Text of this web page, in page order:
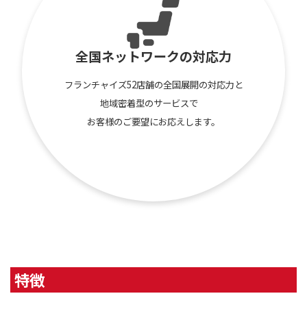
全国ネットワークの対応力
フランチャイズ52店舗の全国展開の対応力と
地域密着型のサービスで
お客様のご要望にお応えします。
特徴